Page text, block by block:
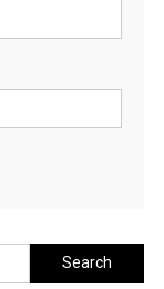
Search
for: